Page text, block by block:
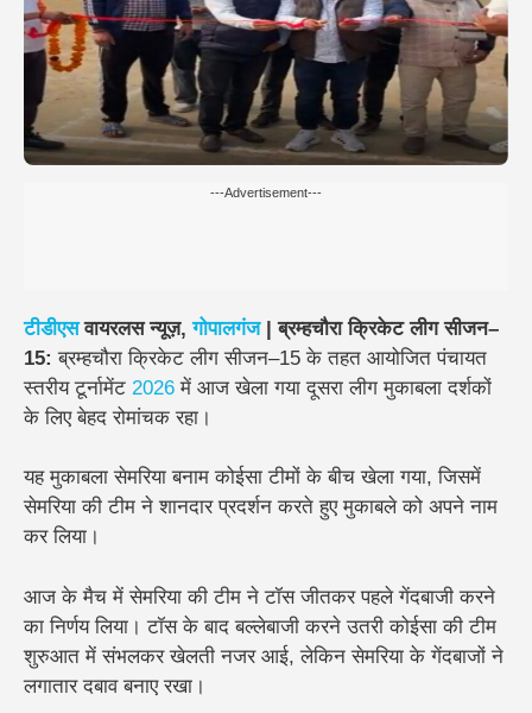
---Advertisement---
टीडीएसवायरलस न्यूज़,गोपालगंज| ब्रम्हचौरा क्रिकेट लीग सीजन–
15:ब्रम्हचौरा क्रिकेट लीग सीजन–15 के तहत आयोजितपंचायत
स्तरीय टूर्नामेंट 2026 में आज खेला गया दूसरा लीग मुकाबला दर्शकों
के लिए बेहद रोमांचक रहा।
यह मुकाबलासेमरिया बनाम कोईसा टीमों के बीच खेला गया, जिसमें
सेमरिया की टीम ने शानदार प्रदर्शन करते हुए मुकाबले को अपने नाम
कर लिया।
आज के मैच में सेमरिया की टीम ने टॉस जीतकर पहले गेंदबाजी करने
का निर्णय लिया। टॉस के बाद बल्लेबाजी करने उतरी कोईसा की टीम
शुरुआत में संभलकर खेलती नजर आई, लेकिन सेमरिया के गेंदबाजों ने
लगातार दबाव बनाए रखा।